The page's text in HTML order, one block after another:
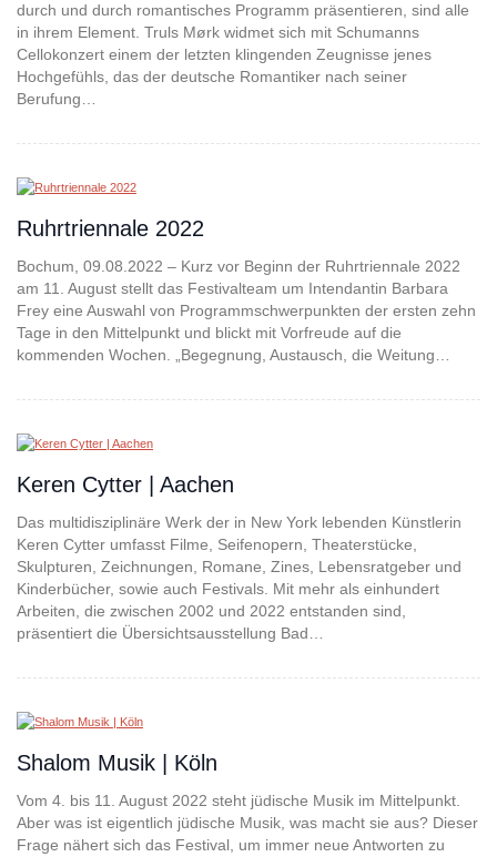
durch und durch romantisches Programm präsentieren, sind alle
in ihrem Element. Truls Mørk widmet sich mit Schumanns
Cellokonzert einem der letzten klingenden Zeugnisse jenes
Hochgefühls, das der deutsche Romantiker nach seiner
Berufung…
Ruhrtriennale 2022
Bochum, 09.08.2022 – Kurz vor Beginn der Ruhrtriennale 2022
am 11. August stellt das Festivalteam um Intendantin Barbara
Frey eine Auswahl von Programmschwerpunkten der ersten zehn
Tage in den Mittelpunkt und blickt mit Vorfreude auf die
kommenden Wochen. „Begegnung, Austausch, die Weitung…
Keren Cytter | Aachen
Das multidisziplinäre Werk der in New York lebenden Künstlerin
Keren Cytter umfasst Filme, Seifenopern, Theaterstücke,
Skulpturen, Zeichnungen, Romane, Zines, Lebensratgeber und
Kinderbücher, sowie auch Festivals. Mit mehr als einhundert
Arbeiten, die zwischen 2002 und 2022 entstanden sind,
präsentiert die Übersichtsausstellung Bad…
Shalom Musik | Köln
Vom 4. bis 11. August 2022 steht jüdische Musik im Mittelpunkt.
Aber was ist eigentlich jüdische Musik, was macht sie aus? Dieser
Frage nähert sich das Festival, um immer neue Antworten zu